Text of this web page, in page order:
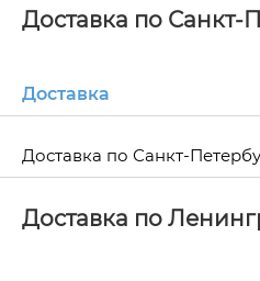
Доставка по Санкт-
Доставка
Доставка по Санкт-
Доставка по